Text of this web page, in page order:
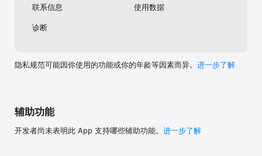
联系信息
使用数据
诊断
隐私规范可能因你使用的功能或你的年龄等因素而异。 进一步了解
辅助功能
开发者尚未表明此 App 支持哪些辅助功能。 进一步了解